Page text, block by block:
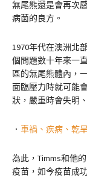
無尾熊還是會再次
病菌的良方。
1970年代在澳洲北
個問題數十年來一
區的無尾熊體內，
面臨壓力時就可能
狀，嚴重時會失明
． 車禍、疾病、乾
為此，Timms和他
疫苗，如今疫苗成